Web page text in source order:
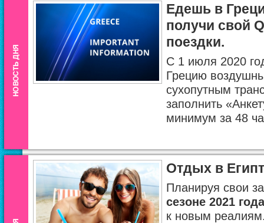
Едешь в
получи свой
поездки.
С 1 июля 2020
Грецию
сухопутным
заполнить
минимум за 48
Отдых в
Планируя свои
сезоне 2021 года
к новым